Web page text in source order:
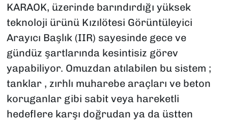
KARAOK, üzerinde barındırdığı yüksek
teknoloji ürünü Kızılötesi Görüntüleyici
Arayıcı Başlık (IIR) sayesinde gece ve
gündüz şartlarında kesintisiz görev
yapabiliyor. Omuzdan atılabilen bu sistem ;
tanklar , zırhlı muharebe araçları ve beton
koruganlar gibi sabit veya hareketli
hedeflere karşı doğrudan ya da üstten